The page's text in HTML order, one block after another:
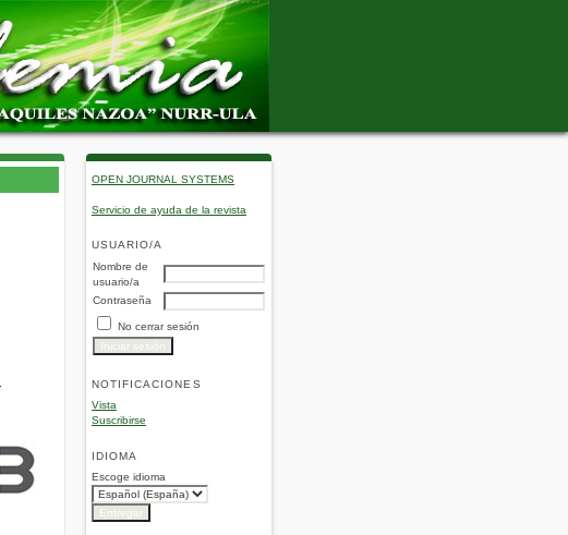
OPEN JOURNAL SYSTEMS
Servicio de ayuda de la revista
USUARIO/A
Nombre de
usuario/a
Contraseña
No cerrar sesión
NOTIFICACIONES
Vista
Suscribirse
IDIOMA
Escoge idioma